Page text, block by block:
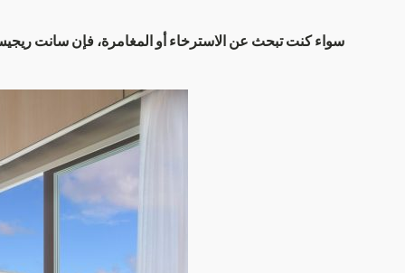
سواء كنت تبحث عن الاسترخاء أو المغامرة، فإن سانت